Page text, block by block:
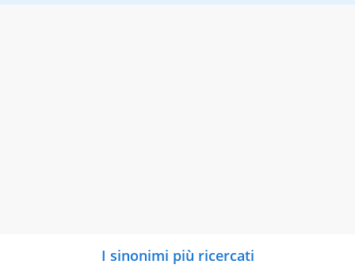
I sinonimi più ricercati